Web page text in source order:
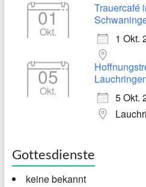
01
Okt.
Trauercafé
1 Okt.
05
Okt.
5 Okt.
Gottesdienste
keine bekannt